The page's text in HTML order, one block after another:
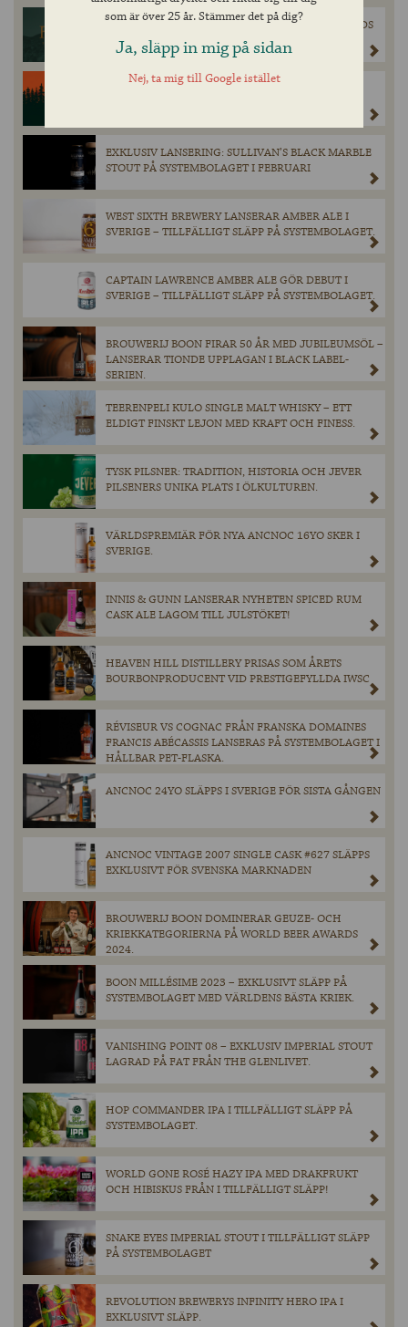
FERCULLEN HYLLAS PÅ WORLD WHISKIES AWARDS
2025
CINCINNATIBRYGGERI SLÄPPER GULDVINNANDE
EXKLUSIV LANSERING: SULLIVAN’S BLACK MARBLE
STOUT PÅ SYSTEMBOLAGET I FEBRUARI
WEST SIXTH BREWERY LANSERAR AMBER ALE I
SVERIGE – TILLFÄLLIGT SLÄPP PÅ SYSTEMBOLAGET.
CAPTAIN LAWRENCE AMBER ALE GÖR DEBUT I
SVERIGE – TILLFÄLLIGT SLÄPP PÅ SYSTEMBOLAGET.
BROUWERIJ BOON FIRAR 50 ÅR MED JUBILEUMSÖL –
LANSERAR TIONDE UPPLAGAN I BLACK LABEL-
SERIEN.
TEERENPELI KULO SINGLE MALT WHISKY – ETT
ELDIGT FINSKT LEJON MED KRAFT OCH FINESS.
TYSK PILSNER: TRADITION, HISTORIA OCH JEVER
PILSENERS UNIKA PLATS I ÖLKULTUREN.
VÄRLDSPREMIÄR FÖR NYA ANCNOC 16YO SKER I
SVERIGE.
INNIS & GUNN LANSERAR NYHETEN SPICED RUM
CASK ALE LAGOM TILL JULSTÖKET!
HEAVEN HILL DISTILLERY PRISAS SOM ÅRETS
BOURBONPRODUCENT VID PRESTIGEFYLLDA IWSC
RÉVISEUR VS COGNAC FRÅN FRANSKA DOMAINES
FRANCIS ABÉCASSIS LANSERAS PÅ SYSTEMBOLAGET I
HÅLLBAR PET-FLASKA.
ANCNOC 24YO SLÄPPS I SVERIGE FÖR SISTA GÅNGEN
ANCNOC VINTAGE 2007 SINGLE CASK #627 SLÄPPS
EXKLUSIVT FÖR SVENSKA MARKNADEN
BROUWERIJ BOON DOMINERAR GEUZE- OCH
KRIEKKATEGORIERNA PÅ WORLD BEER AWARDS
2024.
BOON MILLÉSIME 2023 – EXKLUSIVT SLÄPP PÅ
SYSTEMBOLAGET MED VÄRLDENS BÄSTA KRIEK.
VANISHING POINT 08 – EXKLUSIV IMPERIAL STOUT
LAGRAD PÅ FAT FRÅN THE GLENLIVET.
HOP COMMANDER IPA I TILLFÄLLIGT SLÄPP PÅ
SYSTEMBOLAGET.
WORLD GONE ROSÉ HAZY IPA MED DRAKFRUKT
OCH HIBISKUS FRÅN I TILLFÄLLIGT SLÄPP!
SNAKE EYES IMPERIAL STOUT I TILLFÄLLIGT SLÄPP
PÅ SYSTEMBOLAGET
REVOLUTION BREWERYS INFINITY HERO IPA I
EXKLUSIVT SLÄPP.
som är över 25 år. Stämmer det på dig?
Ja, släpp in mig på sidan
Nej, ta mig till Google istället